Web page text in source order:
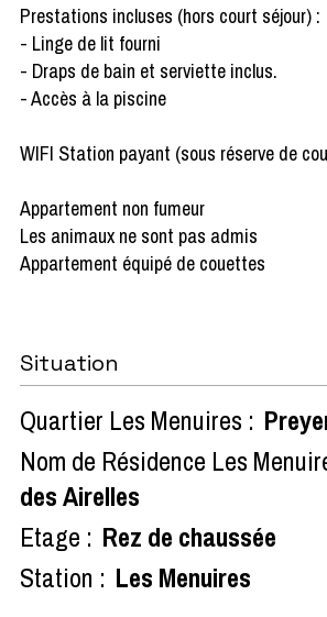
Prestations incluses (hors court séjour) :
- Linge de lit fourni
- Draps de bain et serviette inclus.
- Accès à la piscine
WIFI Station payant (sous réserve de
Appartement non fumeur
Les animaux ne sont pas admis
Appartement équipé de couettes
Situation
Quartier Les Menuires :
Nom de Résidence Les
des Airelles
Etage : Rez de chaussée
Station : Les Menuires